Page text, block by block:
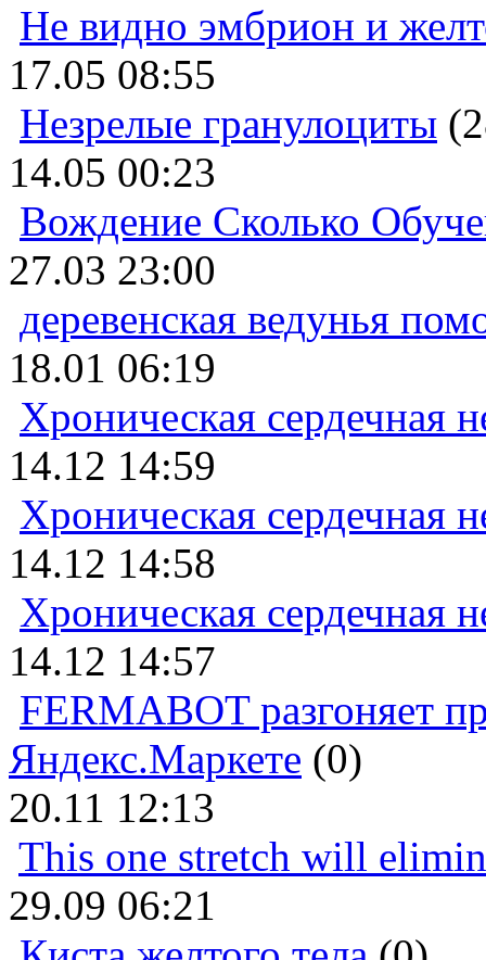
Не видно эмбрион и
17.05 08:55
Незрелые гранулоциты
14.05 00:23
Вождение Сколько
27.03 23:00
деревенская ведунья
18.01 06:19
Хроническая сердечная
14.12 14:59
Хроническая сердечная
14.12 14:58
Хроническая сердечная
14.12 14:57
FERMABOT разгоняет
Яндекс.Маркете (0)
20.11 12:13
This one stretch will
29.09 06:21